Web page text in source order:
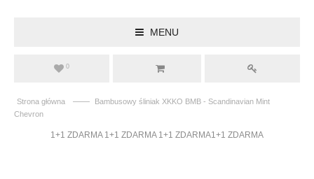
MENU
0
Strona główna ——
Bambusowy śliniak XKKO BMB - Scandinavian Mint
Chevron
1+1 ZDARMA 1+1 ZDARMA 1+1 ZDARMA1+1 ZDARMA